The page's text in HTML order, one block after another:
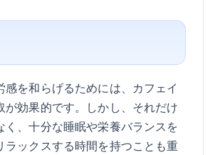
感を和らげるためには、カフェイ
が効果的です。しかし、それだけ
く、十分な睡眠や栄養バランスを
ラックスする時間を持つことも重